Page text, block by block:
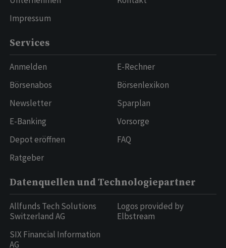
Impressum
Services
Anmelden
Börsenabos
Newsletter
E-Banking
Depot eröffnen
Ratgeber
E-Rechner
Börsenlexikon
Sparplan
Vorsorge
FAQ
Datenquellen und Technologiepartner
Allfunds Tech Solutions
Switzerland AG
SIX Financial Information
AG
Logos provided by
Elbstream